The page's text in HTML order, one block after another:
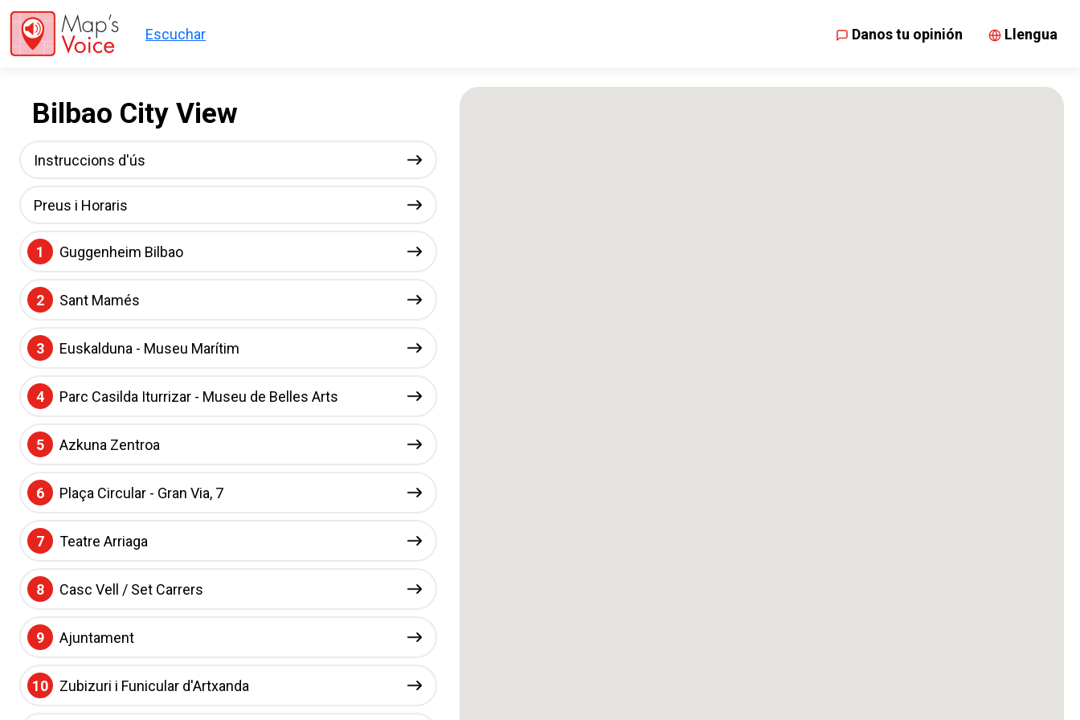
Skip to main content
Escuchar
Danos tu opinión Llengua
Bilbao City View
Instruccions d'ús
Preus i Horaris
1 Guggenheim Bilbao
2 Sant Mamés
3 Euskalduna - Museu Marítim
4 Parc Casilda Iturrizar - Museu de Belles Arts
5 Azkuna Zentroa
6 Plaça Circular - Gran Via, 7
7 Teatre Arriaga
8 Casc Vell / Set Carrers
9 Ajuntament
10 Zubizuri i Funicular d'Artxanda